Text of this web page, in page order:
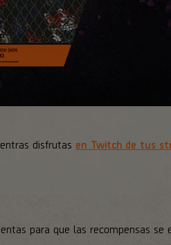
disfrutas en Twitch de tus
para que las recompensas